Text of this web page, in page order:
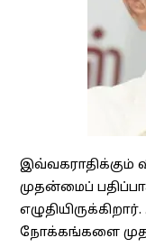
இவ்வகராதிக்கும்
முதன்மைப்
நோக்கங்களை